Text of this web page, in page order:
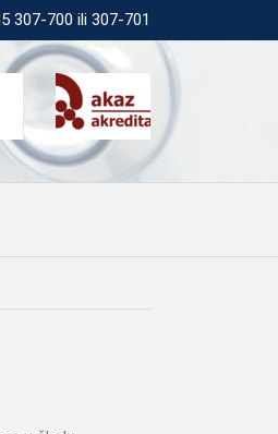
307-700 ili 307-701